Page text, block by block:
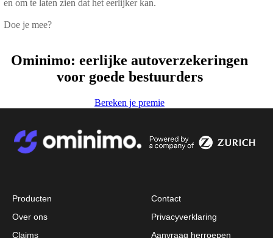
en om te laten zien dat het eerlijker kan.
Doe je mee?
Ominimo: eerlijke autoverzekeringen
voor goede bestuurders
Bereken je premie
Bo - AI Assistant
Sign in to access your policy
Sign in to your policy
Image Image
Producten
Contact
Over ons
Privacyverklaring
Claims
Aanvraag herroepen